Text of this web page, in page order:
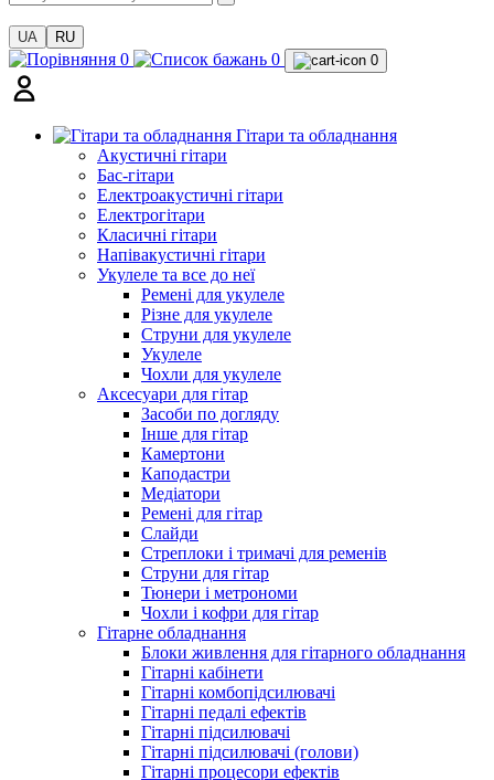
UA RU
0 0 0
Гітари та обладнання
Акустичні гітари
Бас-гітари
Електроакустичні гітари
Електрогітари
Класичні гітари
Напівакустичні гітари
Укулеле та все до неї
Ремені для укулеле
Різне для укулеле
Струни для укулеле
Укулеле
Чохли для укулеле
Аксесуари для гітар
Засоби по догляду
Інше для гітар
Камертони
Каподастри
Медіатори
Ремені для гітар
Слайди
Стреплоки і тримачі для ременів
Струни для гітар
Тюнери і метрономи
Чохли і кофри для гітар
Гітарне обладнання
Блоки живлення для гітарного обладнання
Гітарні кабінети
Гітарні комбопідсилювачі
Гітарні педалі ефектів
Гітарні підсилювачі
Гітарні підсилювачі (голови)
Гітарні процесори ефектів